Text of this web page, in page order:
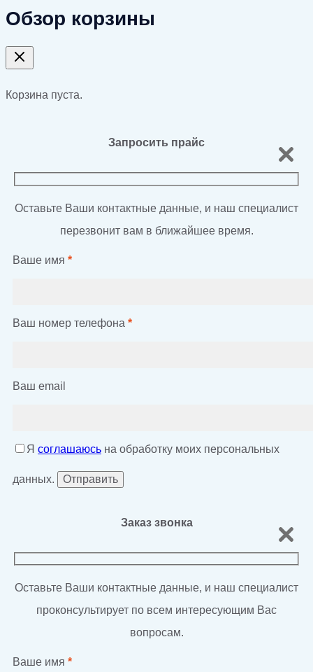
Обзор корзины
Корзина пуста.
Запросить прайс
Оставьте Ваши контактные данные, и наш специалист
перезвонит вам в ближайшее время.
Ваше имя *
Ваш номер телефона *
Ваш email
Я соглашаюсь на обработку моих персональных
данных.
Заказ звонка
Оставьте Ваши контактные данные, и наш специалист
проконсультирует по всем интересующим Вас
вопросам.
Ваше имя *